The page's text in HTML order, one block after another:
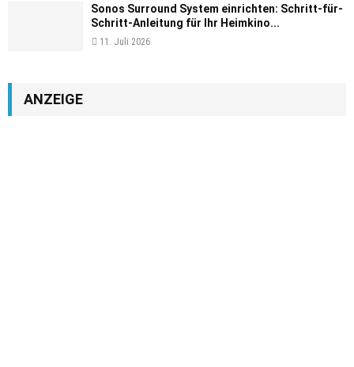
Sonos Surround System einrichten: Schritt-für-
Schritt-Anleitung für Ihr Heimkino...
11. Juli 2026
ANZEIGE